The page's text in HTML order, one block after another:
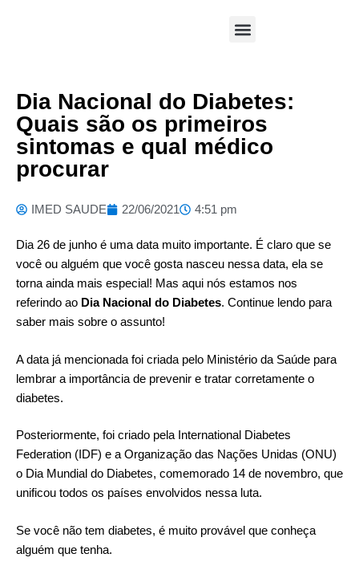
Dia Nacional do Diabetes:
Quais são os primeiros
sintomas e qual médico
procurar
IMED SAUDE 22/06/2021 4:51 pm
Dia 26 de junho é uma data muito importante. É claro que se
você ou alguém que você gosta nasceu nessa data, ela se
torna ainda mais especial! Mas aqui nós estamos nos
referindo ao Dia Nacional do Diabetes. Continue lendo para
saber mais sobre o assunto!
A data já mencionada foi criada pelo Ministério da Saúde para
lembrar a importância de prevenir e tratar corretamente o
diabetes.
Posteriormente, foi criado pela International Diabetes
Federation (IDF) e a Organização das Nações Unidas (ONU)
o Dia Mundial do Diabetes, comemorado 14 de novembro, que
unificou todos os países envolvidos nessa luta.
Se você não tem diabetes, é muito provável que conheça
alguém que tenha.